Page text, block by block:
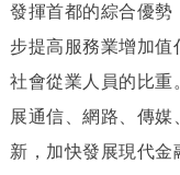
發揮首都的綜合優勢
步提高服務業增加
社會從業人員的比重
展通信、網路、傳
新，加快發展現代